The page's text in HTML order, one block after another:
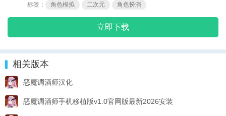
立即下载
标签：
角色模拟 二次元 角色扮演
相关版本
恶魔调酒师汉化
恶魔调酒师手机移植版v1.0官网版最新2026安装